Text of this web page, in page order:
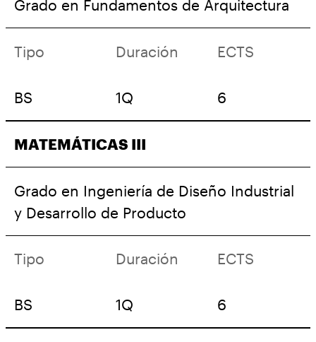
Grado en Fundamentos de Arquitectura
Tipo
BS
Duración
1Q
ECTS
6
MATEMÁTICAS III
Grado en Ingeniería de Diseño Industrial
y Desarrollo de Producto
Tipo
BS
Duración
1Q
ECTS
6